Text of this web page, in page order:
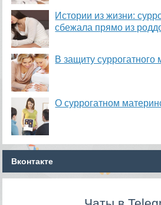
Истории из жизни:
сбежала прямо из
В защиту суррогатного
О суррогатном
Вконтакте